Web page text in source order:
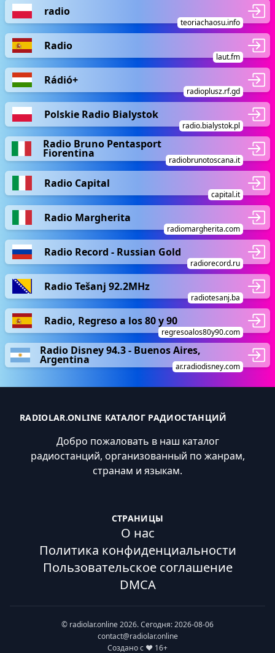
radio
teoriachaosu.info
Radio
laut.fm
Rádió+
radioplusz.rf.gd
Polskie Radio Bialystok
radio.bialystok.pl
Radio Bruno Pentasport
Fiorentina
radiobrunotoscana.it
Radio Capital
capital.it
Radio Margherita
radiomargherita.com
Radio Record - Russian Gold
radiorecord.ru
Radio Tešanj 92.2MHz
radiotesanj.ba
Radio, Regreso a los 80 y 90
regresoalos80y90.com
Radio Disney 94.3 - Buenos Aires,
Argentina
ar.radiodisney.com
RADIOLAR.ONLINE КАТАЛОГ РАДИОСТАНЦИЙ
Добро пожаловать в наш каталог
радиостанций, организованный по жанрам,
странам и языкам.
СТРАНИЦЫ
О нас
Политика конфиденциальности
Пользовательское соглашение
DMCA
© radiolar.online 2026. Сегодня: 2026-08-06
contact@radiolar.online
Создано с ❤️ 16+